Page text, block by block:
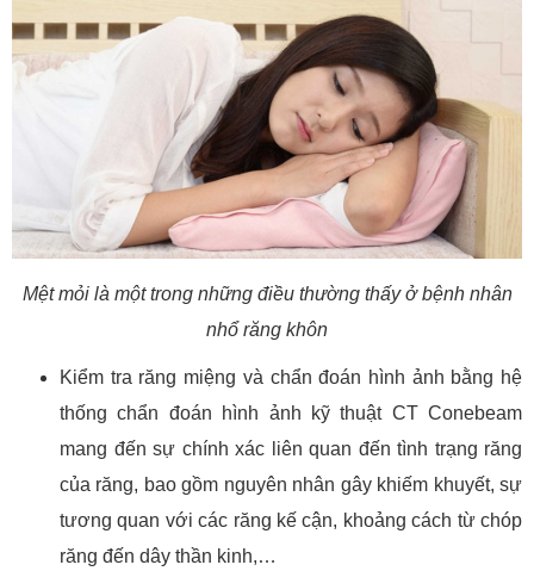
Mệt mỏi là một trong những điều thường thấy ở bệnh nhân
nhổ răng khôn
Kiểm tra răng miệng và chẩn đoán hình ảnh bằng hệ
thống chẩn đoán hình ảnh kỹ thuật CT Conebeam
mang đến sự chính xác liên quan đến tình trạng răng
của răng, bao gồm nguyên nhân gây khiếm khuyết, sự
tương quan với các răng kế cận, khoảng cách từ chóp
răng đến dây thần kinh,…